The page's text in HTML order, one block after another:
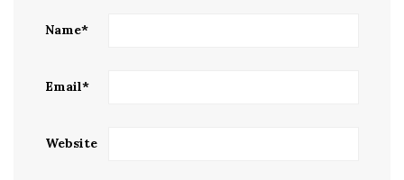
Name*
Email*
Website